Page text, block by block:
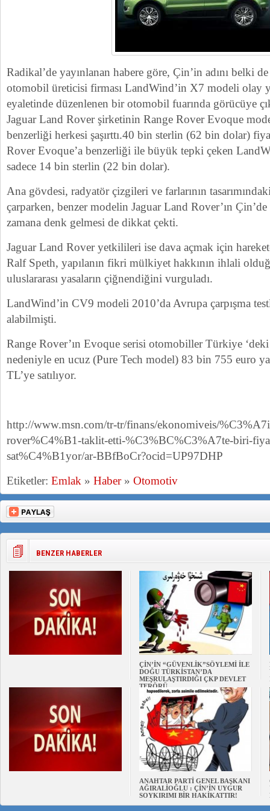
Radikal’de yayınlanan habere göre, Çin’in adını belki
otomobil üreticisi firması LandWind’in X7 modeli olay
eyaletinde düzenlenen bir otomobil fuarında görücüye
Jaguar Land Rover şirketinin Range Rover Evoque
benzerliği herkesi şaşırttı.40 bin sterlin (62 bin dolar)
Rover Evoque’a benzerliği ile büyük tepki çeken
sadece 14 bin sterlin (22 bin dolar).
Ana gövdesi, radyatör çizgileri ve farlarının
çarparken, benzer modelin Jaguar Land Rover’ın Çin’de
zamana denk gelmesi de dikkat çekti.
Jaguar Land Rover yetkilileri ise dava açmak için
Ralf Speth, yapılanın fikri mülkiyet hakkının ihlali
uluslararası yasaların çiğnendiğini vurguladı.
LandWind’in CV9 modeli 2010’da Avrupa çarpışma
alabilmişti.
Range Rover’ın Evoque serisi otomobiller Türkiye
nedeniyle en ucuz (Pure Tech model) 83 bin 755 euro
TL’ye satılıyor.
http://www.msn.com/tr-tr/finans/ekonomiveis/
rover%C4%B1-taklit-etti-%C3%BC%C3%A7te-biri-
sat%C4%B1yor/ar-BBfBoCr?ocid=UP97DHP
Etiketler: Emlak » Haber» Otomotiv
BENZER HABERLER
ÇİN’İN “GÜVENLİK”SÖYLEMİ İLE
DOĞU TÜRKİSTAN’DA
MEŞRULAŞTIRDIĞI ÇKP DEVLET
TERÖRÜ
ANAHTAR PARTİ GENEL BAŞKANI
AĞIRALİOĞLU : ÇİN’İN UYGUR
SOYKIRIMI BİR HAKİKATTIR!